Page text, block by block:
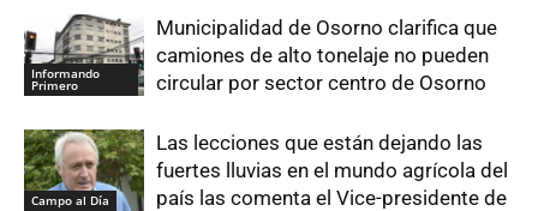
Informando
Primero
Municipalidad de Osorno clarifica que
camiones de alto tonelaje no pueden
circular por sector centro de Osorno
Campo al Día
Las lecciones que están dejando las
fuertes lluvias en el mundo agrícola del
país las comenta el Vice-presidente de